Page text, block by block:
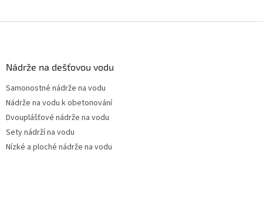
Nádrže na dešťovou vodu
Samonostné nádrže na vodu
Nádrže na vodu k obetonování
Dvouplášťové nádrže na vodu
Sety nádrží na vodu
Nízké a ploché nádrže na vodu